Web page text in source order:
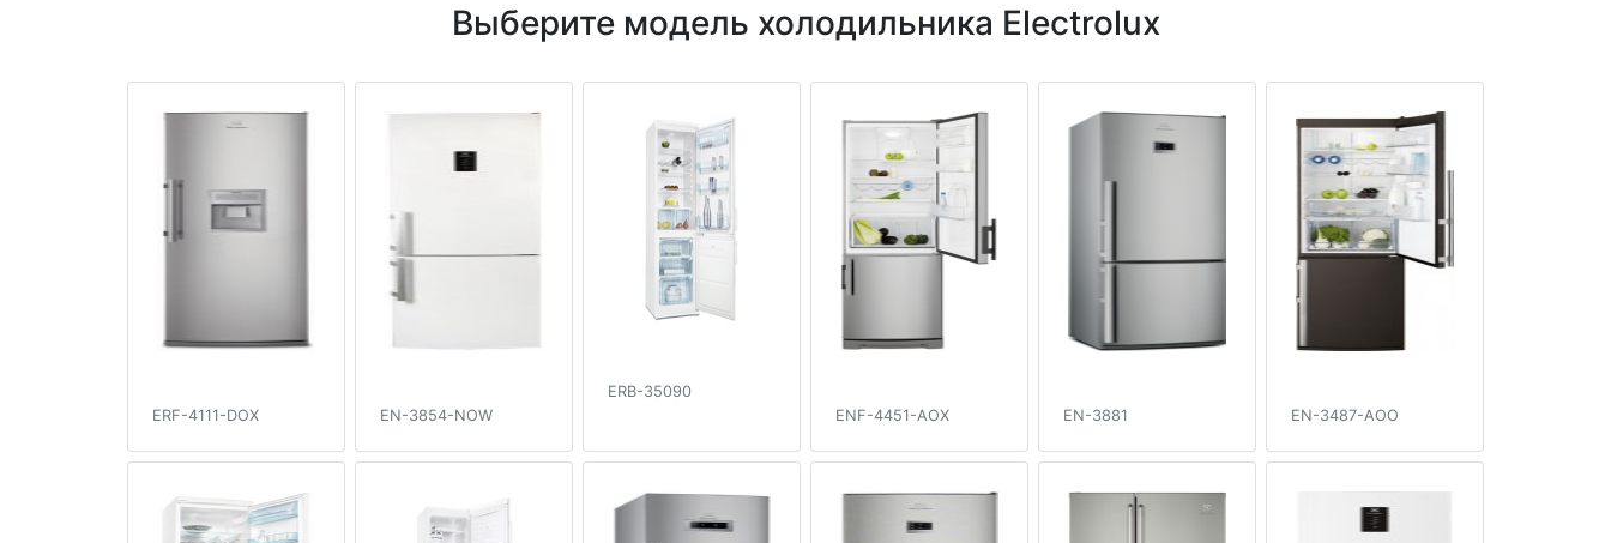
Выберите модель холодильника Electrolux
ERF-4111-DOX EN-3854-NOW
ERB-35090
ENF-4451-AOX
EN-3881 EN-3487-AOO